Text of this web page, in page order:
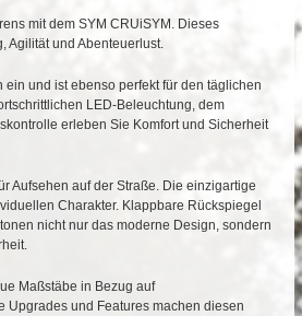
mit dem SYM CRUiSYM. Dieses
Agilität und Abenteuerlust.
und ist ebenso perfekt für den täglichen
LED-Beleuchtung, dem
erleben Sie Komfort und Sicherheit
Aufsehen auf der Straße. Die einzigartige
Charakter. Klappbare Rückspiegel
nicht nur das moderne Design, sondern
Maßstäbe in Bezug auf
Upgrades und Features machen diesen